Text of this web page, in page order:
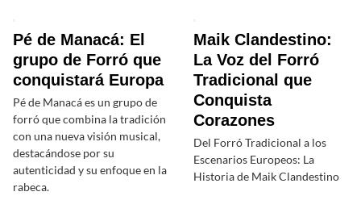
Pé de Manacá: El
grupo de Forró que
conquistará Europa
Pé de Manacá es un grupo de
forró que combina la tradición
con una nueva visión musical,
destacándose por su
autenticidad y su enfoque en la
rabeca.
Maik Clandestino:
La Voz del Forró
Tradicional que
Conquista
Corazones
Del Forró Tradicional a los
Escenarios Europeos: La
Historia de Maik Clandestino